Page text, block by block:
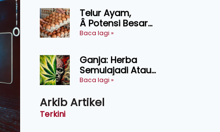
ASAS KEPADA
KEADILAN DAN
KEHARMONIAN
Telur Ayam,
Â Potensi Besar
Dalam Industri
Kosmetik dan
Penyelidikan
Baca lagi »
Ganja: Herba
Semulajadi Atau
Ancaman
Baca lagi »
Arkib Artikel
Terkini